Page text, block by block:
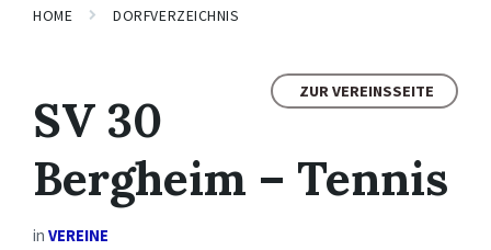
HOME DORFVERZEICHNIS
ZUR VEREINSSEITE
SV 30
Bergheim – Tennis
in VEREINE